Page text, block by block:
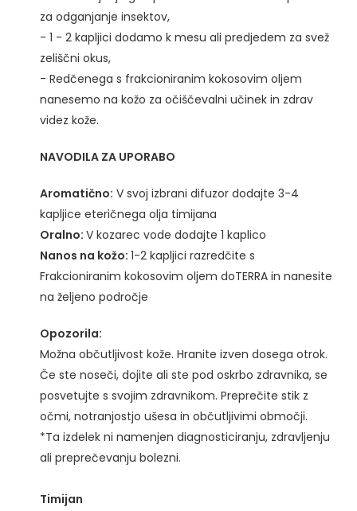
za odganjanje insektov,
- 1 - 2 kapljici dodamo k mesu ali predjedem za svež
zeliščni okus,
- Redčenega s frakcioniranim kokosovim oljem
nanesemo na kožo za očiščevalni učinek in zdrav
videz kože.
NAVODILA ZA UPORABO
Aromatično: V svoj izbrani difuzor dodajte 3-4
kapljice eteričnega olja timijana
Oralno: V kozarec vode dodajte 1 kaplico
Nanos na kožo: 1-2 kapljici razredčite s
Frakcioniranim kokosovim oljem doTERRA in nanesite
na željeno področje
Opozorila:
Možna občutljivost kože. Hranite izven dosega otrok.
Če ste noseči, dojite ali ste pod oskrbo zdravnika, se
posvetujte s svojim zdravnikom. Preprečite stik z
očmi, notranjostjo ušesa in občutljivimi območji.
*Ta izdelek ni namenjen diagnosticiranju, zdravljenju
ali preprečevanju bolezni.
Timijan